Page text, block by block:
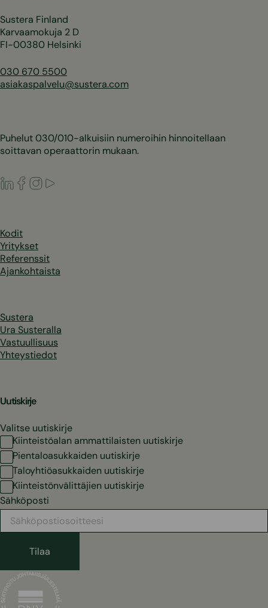
Sustera Finland
Karvaamokuja 2 D
FI-00380 Helsinki
030 670 5500
asiakaspalvelu@sustera.com
Puhelut 030/010-alkuisiin numeroihin hinnoitellaan
soittavan operaattorin mukaan.
LinkedIn
Facebook
Instagram
Kodit
Yritykset
Referenssit
Ajankohtaista
Sustera
Ura Susteralla
Vastuullisuus
Yhteystiedot
Uutiskirje
Valitse uutiskirje
Kiinteistöalan ammattilaisten uutiskirje
Pientaloasukkaiden uutiskirje
Taloyhtiöasukkaiden uutiskirje
Kiinteistönvälittäjien uutiskirje
Sähköposti